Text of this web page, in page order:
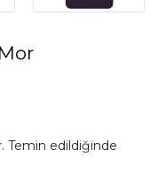
Temin edildiğinde